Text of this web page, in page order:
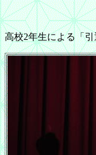
高校2年生による